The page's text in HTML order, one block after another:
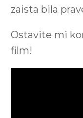
zaista bila
Ostavite mi
film!